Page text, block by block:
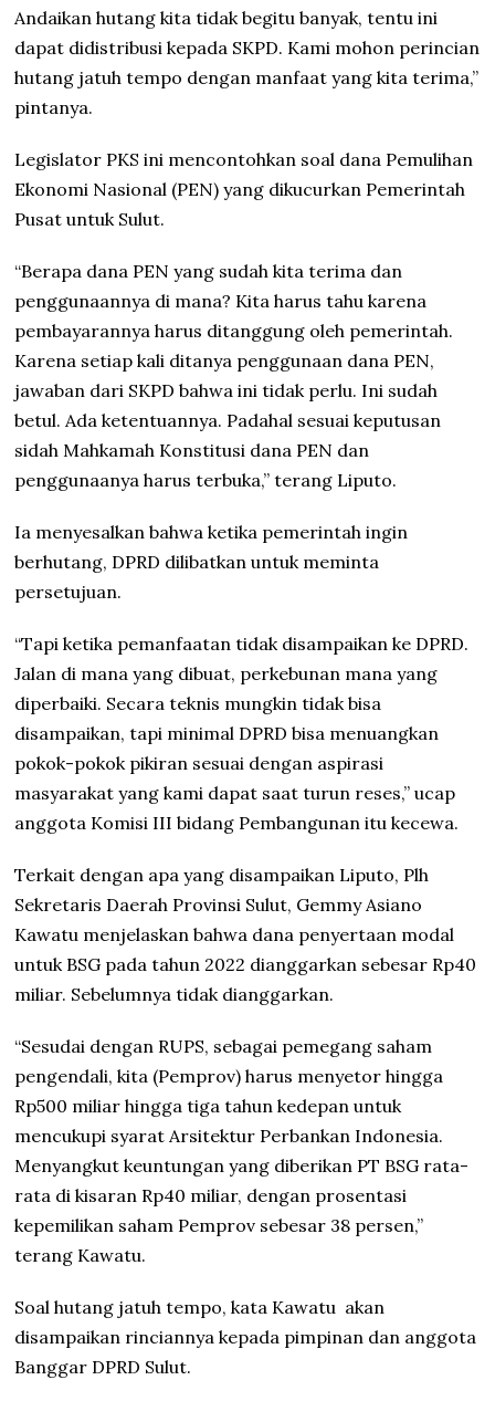
Andaikan hutang kita tidak begitu banyak, tentu ini
dapat didistribusi kepada SKPD. Kami mohon perincian
hutang jatuh tempo dengan manfaat yang kita terima,”
pintanya.
Legislator PKS ini mencontohkan soal dana Pemulihan
Ekonomi Nasional (PEN) yang dikucurkan Pemerintah
Pusat untuk Sulut.
“Berapa dana PEN yang sudah kita terima dan
penggunaannya di mana? Kita harus tahu karena
pembayarannya harus ditanggung oleh pemerintah.
Karena setiap kali ditanya penggunaan dana PEN,
jawaban dari SKPD bahwa ini tidak perlu. Ini sudah
betul. Ada ketentuannya. Padahal sesuai keputusan
sidah Mahkamah Konstitusi dana PEN dan
penggunaanya harus terbuka,” terang Liputo.
Ia menyesalkan bahwa ketika pemerintah ingin
berhutang, DPRD dilibatkan untuk meminta
persetujuan.
“Tapi ketika pemanfaatan tidak disampaikan ke DPRD.
Jalan di mana yang dibuat, perkebunan mana yang
diperbaiki. Secara teknis mungkin tidak bisa
disampaikan, tapi minimal DPRD bisa menuangkan
pokok-pokok pikiran sesuai dengan aspirasi
masyarakat yang kami dapat saat turun reses,” ucap
anggota Komisi III bidang Pembangunan itu kecewa.
Terkait dengan apa yang disampaikan Liputo, Plh
Sekretaris Daerah Provinsi Sulut, Gemmy Asiano
Kawatu menjelaskan bahwa dana penyertaan modal
untuk BSG pada tahun 2022 dianggarkan sebesar Rp40
miliar. Sebelumnya tidak dianggarkan.
“Sesudai dengan RUPS, sebagai pemegang saham
pengendali, kita (Pemprov) harus menyetor hingga
Rp500 miliar hingga tiga tahun kedepan untuk
mencukupi syarat Arsitektur Perbankan Indonesia.
Menyangkut keuntungan yang diberikan PT BSG rata-
rata di kisaran Rp40 miliar, dengan prosentasi
kepemilikan saham Pemprov sebesar 38 persen,”
terang Kawatu.
Soal hutang jatuh tempo, kata Kawatu akan
disampaikan rinciannya kepada pimpinan dan anggota
Banggar DPRD Sulut.